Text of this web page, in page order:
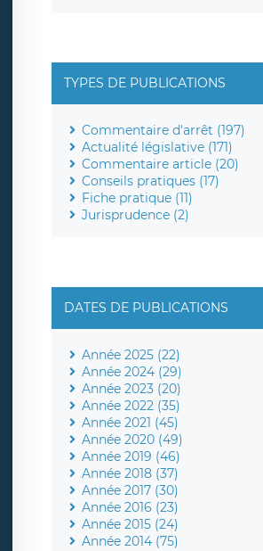
TYPES DE PUBLICATIONS
Commentaire d'arrêt (197)
Actualité législative (171)
Commentaire article (20)
Conseils pratiques (17)
Fiche pratique (11)
Jurisprudence (2)
DATES DE PUBLICATIONS
Année 2025 (22)
Année 2024 (29)
Année 2023 (20)
Année 2022 (35)
Année 2021 (45)
Année 2020 (49)
Année 2019 (46)
Année 2018 (37)
Année 2017 (30)
Année 2016 (23)
Année 2015 (24)
Année 2014 (75)